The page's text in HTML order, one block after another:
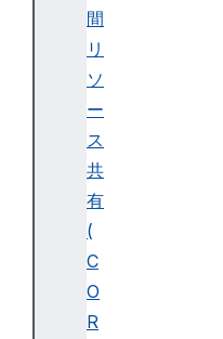
間
リ
ソ
ー
ス
共
有
(
C
O
R